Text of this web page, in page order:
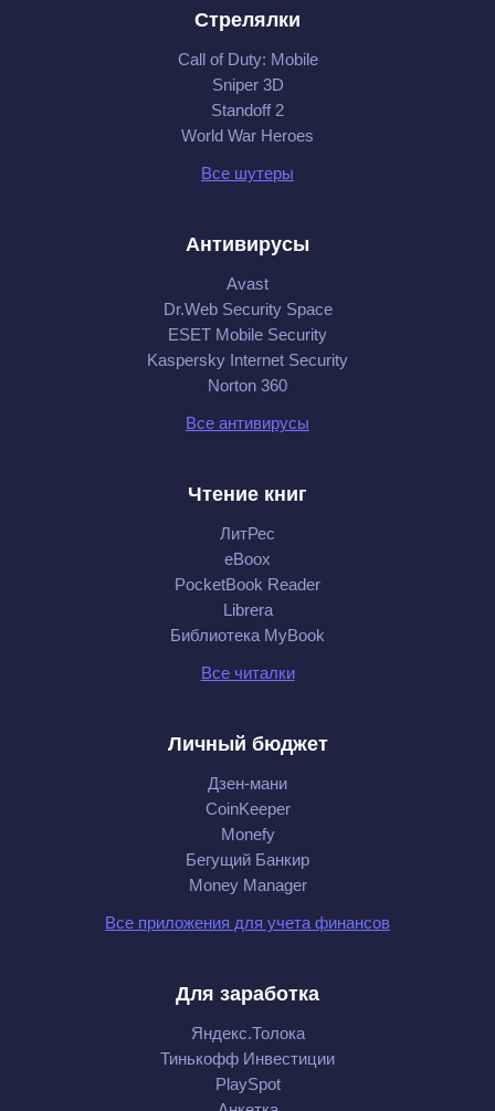
Стрелялки
Call of Duty: Mobile
Sniper 3D
Standoff 2
World War Heroes
Все шутеры
Антивирусы
Avast
Dr.Web Security Space
ESET Mobile Security
Kaspersky Internet Security
Norton 360
Все антивирусы
Чтение книг
ЛитРес
eBoox
PocketBook Reader
Librera
Библиотека MyBook
Все читалки
Личный бюджет
Дзен-мани
CoinKeeper
Monefy
Бегущий Банкир
Money Manager
Все приложения для учета финансов
Для заработка
Яндекс.Толока
Тинькофф Инвестиции
PlaySpot